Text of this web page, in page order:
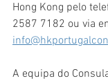
Hong Kong pelo
2587 7182 ou via
A equipa do